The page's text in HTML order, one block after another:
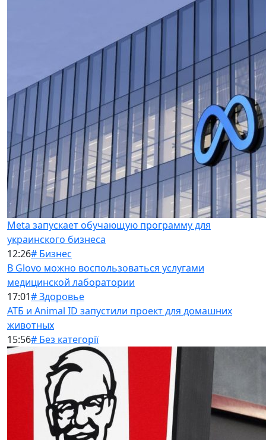
Meta запускает обучающую программу для
украинского бизнеса
12:26# Бизнес
В Glovo можно воспользоваться услугами
медицинской лаборатории
17:01# Здоровье
АТБ и Animal ID запустили проект для домашних
животных
15:56# Без категорії